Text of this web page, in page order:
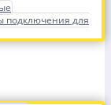
подключения для